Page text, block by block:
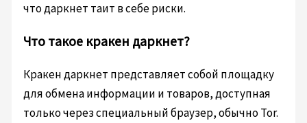
что даркнет таит в себе риски.
Что такое кракен даркнет?
Кракен даркнет представляет собой площадку
для обмена информации и товаров, доступная
только через специальный браузер, обычно Tor.